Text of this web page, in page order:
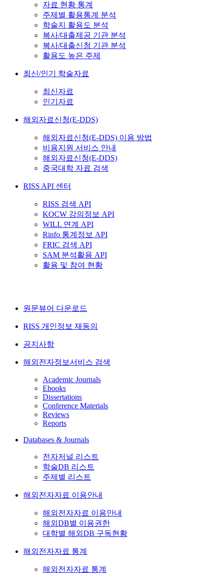
자료 현황 통계
주제별 활용통계 분석
학술지 활용도 분석
복사/대출제공 기관 분석
복사/대출신청 기관 분석
활용도 높은 주제
최신/인기 학술자료
최신자료
인기자료
해외자료신청(E-DDS)
해외자료신청(E-DDS) 이용 방법
비용지원 서비스 안내
해외자료신청(E-DDS)
중국대학 자료 검색
RISS API 센터
RISS 검색 API
KOCW 강의정보 API
WILL 연계 API
Rinfo 통계정보 API
FRIC 검색 API
SAM 분석활용 API
활용 및 참여 현황
원문뷰어 다운로드
RISS 개인정보 재동의
공지사항
해외전자정보서비스 검색
Academic Journals
Ebooks
Dissertations
Conference Materials
Reviews
Reports
Databases & Journals
전자저널 리스트
학술DB 리스트
주제별 리스트
해외전자자료 이용안내
해외전자자료 이용안내
해외DB별 이용권한
대학별 해외DB 구독현황
해외전자자료 통계
해외전자자료 통계